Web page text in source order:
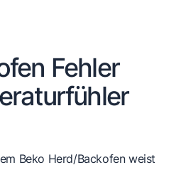
Fehler
Beko Herd/Backofen weist